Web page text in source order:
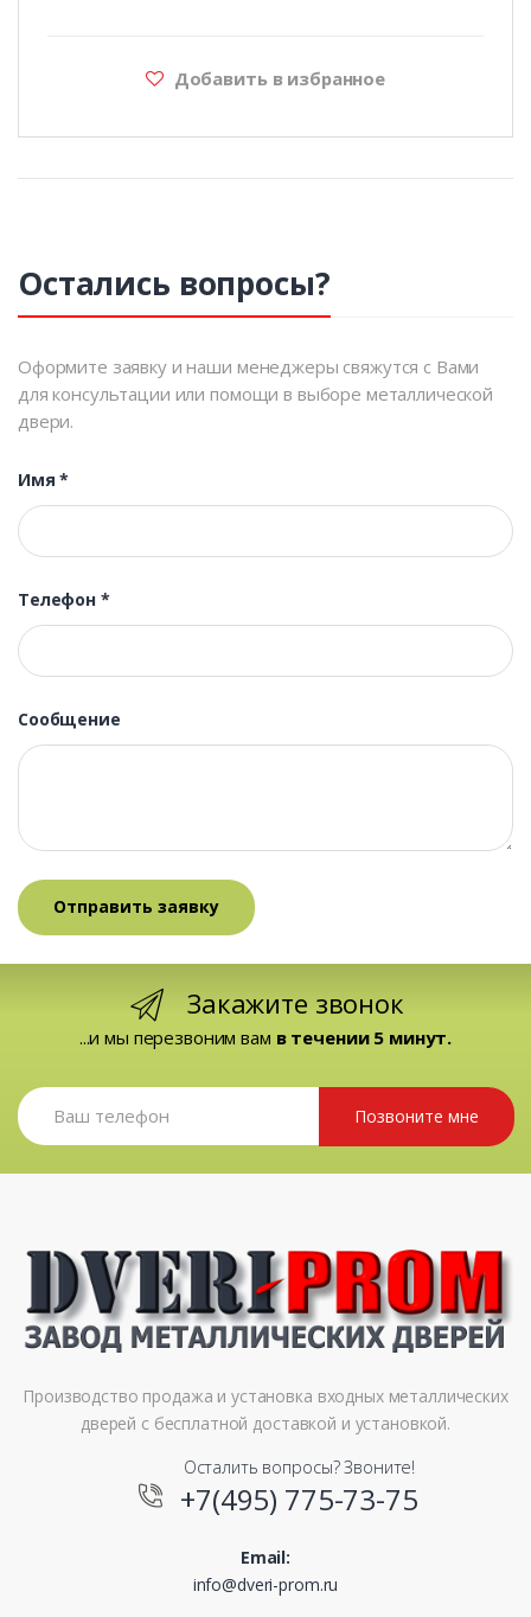
Добавить в избранное
Остались вопросы?
Оформите заявку и наши менеджеры свяжутся с Вами
для консультации или помощи в выборе металлической
двери.
Имя*
Телефон *
Сообщение
Закажите звонок
...и мы перезвоним вам в течении 5 минут.
Позвоните мне
Производство продажа и установка входных металлических
дверей с бесплатной доставкой и установкой.
Осталить вопросы? Звоните!
+7(495) 775-73-75
Email:
info@dveri-prom.ru